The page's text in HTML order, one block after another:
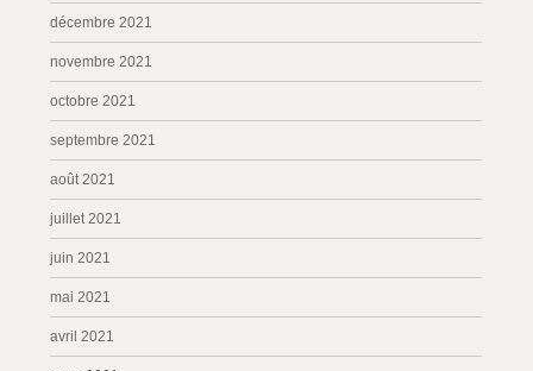
décembre 2021
novembre 2021
octobre 2021
septembre 2021
août 2021
juillet 2021
juin 2021
mai 2021
avril 2021